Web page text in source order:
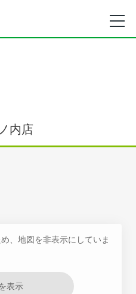
内店
、地図を非表示にしていま
表示